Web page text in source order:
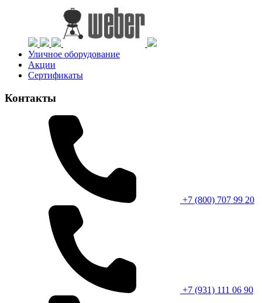
Уличное оборудование
Акции
Сертификаты
Контакты
+7 (800) 707 99 20
+7 (931) 111 06 90